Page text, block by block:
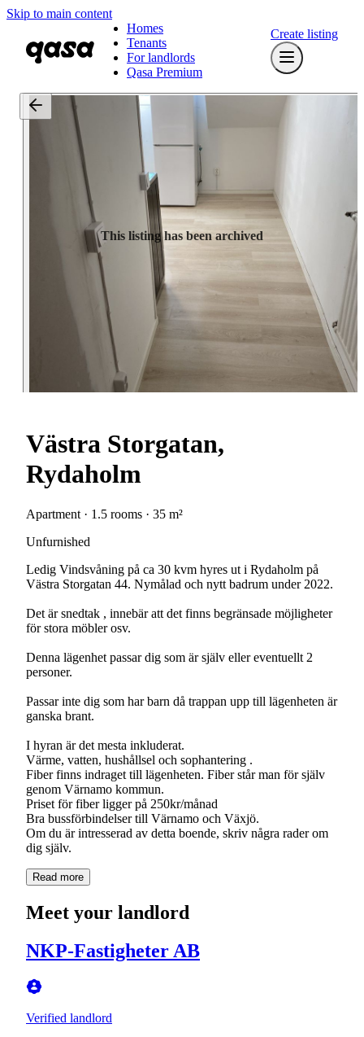
Skip to main content
Homes
Tenants
For landlords
Qasa Premium
Create listing
This listing has been archived
Västra Storgatan,
Rydaholm
Apartment · 1.5 rooms · 35 m²
Unfurnished
Ledig Vindsvåning på ca 30 kvm hyres ut i Rydaholm på
Västra Storgatan 44. Nymålad och nytt badrum under 2022.
Det är snedtak , innebär att det finns begränsade möjligheter
för stora möbler osv.
Denna lägenhet passar dig som är själv eller eventuellt 2
personer.
Passar inte dig som har barn då trappan upp till lägenheten är
ganska brant.
I hyran är det mesta inkluderat.
Värme, vatten, hushållsel och sophantering .
Fiber finns indraget till lägenheten. Fiber står man för själv
genom Värnamo kommun.
Priset för fiber ligger på 250kr/månad
Bra bussförbindelser till Värnamo och Växjö.
Om du är intresserad av detta boende, skriv några rader om
dig själv.
Read more
Meet your landlord
NKP-Fastigheter AB
Verified landlord